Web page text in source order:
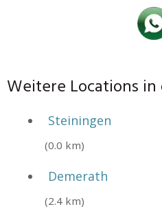
Weitere Locations in
Steiningen
(0.0 km)
Demerath
(2.4 km)